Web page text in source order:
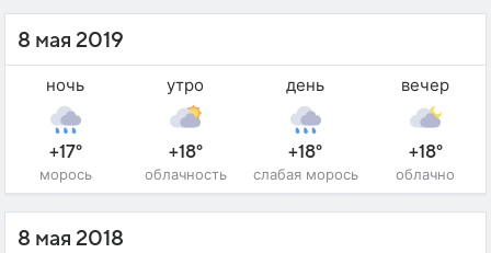
8 мая 2019
ночь
+17°
морось
утро
+18°
облачность
день
+18°
слабая морось
вечер
+18°
облачно
8 мая 2018